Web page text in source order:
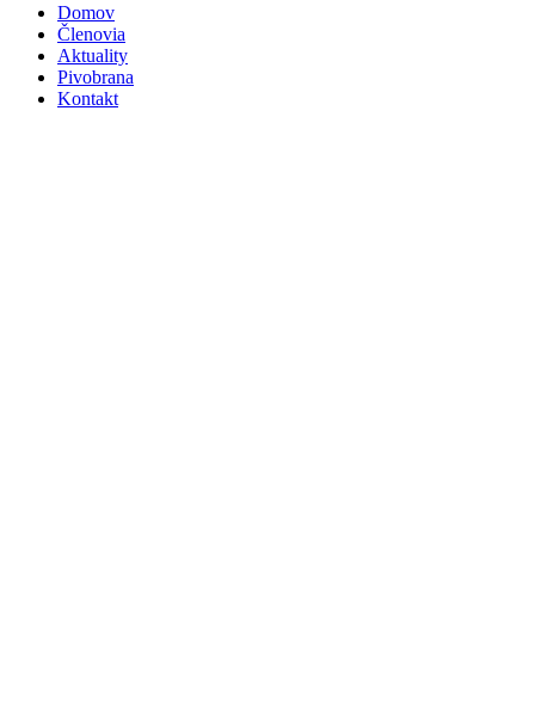
Domov
Členovia
Aktuality
Pivobrana
Kontakt